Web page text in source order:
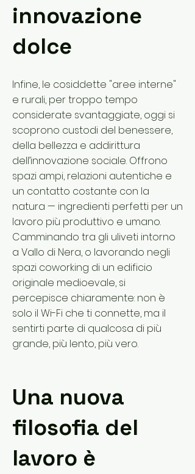
innovazione
dolce
Infine, le cosiddette "aree interne"
e rurali, per troppo tempo
considerate svantaggiate, oggi si
scoprono custodi del benessere,
della bellezza e addirittura
dell’innovazione sociale. Offrono
spazi ampi, relazioni autentiche e
un contatto costante con la
natura — ingredienti perfetti per un
lavoro più produttivo e umano.
Camminando tra gli uliveti intorno
a Vallo di Nera, o lavorando negli
spazi coworking di un edificio
originale medioevale, si
percepisce chiaramente: non è
solo il Wi-Fi che ti connette, ma il
sentirti parte di qualcosa di più
grande, più lento, più vero.
Una nuova
filosofia del
lavoro è